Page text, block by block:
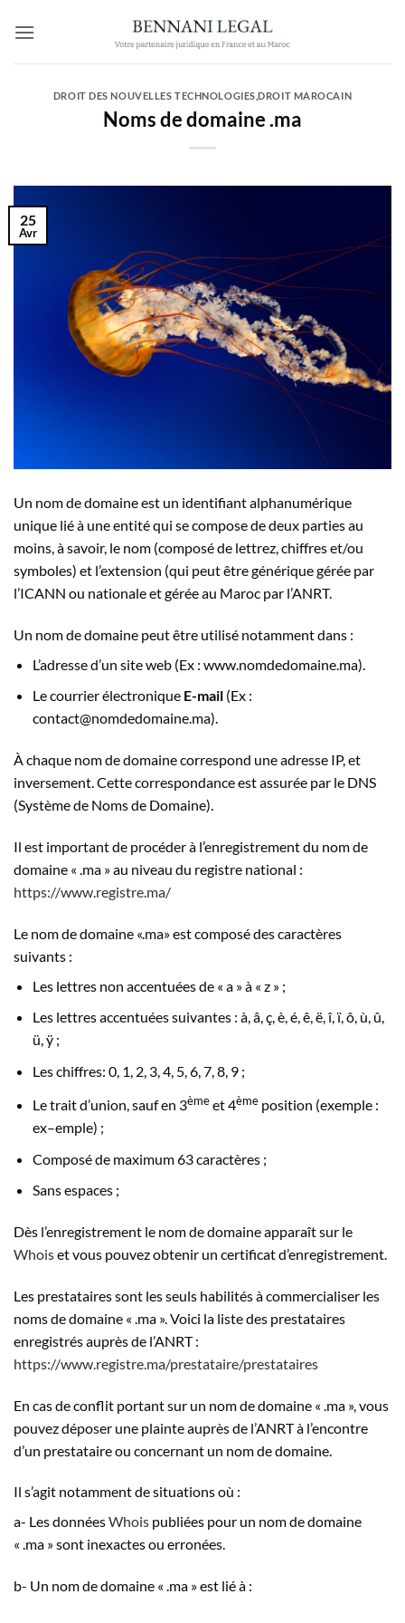
DROIT DES NOUVELLES TECHNOLOGIES ,DROIT MAROCAIN
Noms de domaine .ma
25
Avr
Un nom de domaine est un identifiant alphanumérique
unique lié à une entité qui se compose de deux parties au
moins, à savoir, le nom (composé de lettrez, chiffres et/ou
symboles) et l’extension (qui peut être générique gérée par
l’ICANN ou nationale et gérée au Maroc par l’ANRT.
Un nom de domaine peut être utilisé notamment dans :
L’adresse d’un site web (Ex : www.nomdedomaine.ma).
Le courrier électronique E-mail(Ex :
contact@nomdedomaine.ma).
À chaque nom de domaine correspond une adresse IP, et
inversement. Cette correspondance est assurée par le DNS
(Système de Noms de Domaine).
Il est important de procéder à l’enregistrement du nom de
domaine « .ma » au niveau du registre national :
https://www.registre.ma/
Le nom de domaine «.ma» est composé des caractères
suivants :
Les lettres non accentuées de « a » à « z » ;
Les lettres accentuées suivantes : à, â, ç, è, é, ê, ë, î, ï, ô, ù, û,
ü, ÿ ;
Les chiffres: 0, 1, 2, 3, 4, 5, 6, 7, 8, 9 ;
Le trait d’union, sauf en 3èmeet 4èmeposition (exemple :
ex–emple) ;
Composé de maximum 63 caractères ;
Sans espaces ;
Dès l’enregistrement le nom de domaine apparaît sur le
Whoiset vous pouvez obtenir un certificat d’enregistrement.
Les prestataires sont les seuls habilités à commercialiser les
noms de domaine « .ma ». Voici la liste des prestataires
enregistrés auprès de l’ANRT :
https://www.registre.ma/prestataire/prestataires
En cas de conflit portant sur un nom de domaine « .ma », vous
pouvez déposer une plainte auprès de l’ANRT à l’encontre
d’un prestataire ou concernant un nom de domaine.
Il s’agit notamment de situations où :
a- Les donnéesWhois publiées pour un nom de domaine
« .ma » sont inexactes ou erronées.
b- Un nom de domaine « .ma » est lié à :